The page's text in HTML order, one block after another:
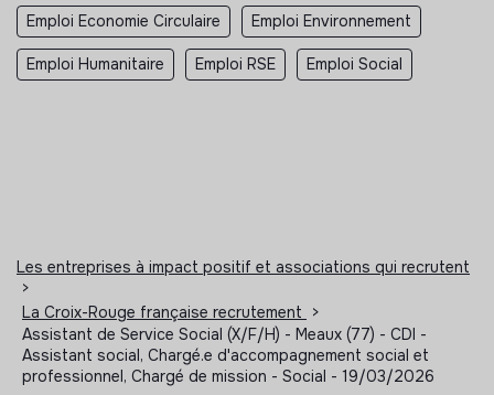
Emploi Economie Circulaire Emploi Environnement
Emploi Humanitaire Emploi RSE Emploi Social
Les entreprises à impact positif et associations qui recrutent
>
La Croix-Rouge française recrutement
>
Assistant de Service Social (X/F/H) - Meaux (77) - CDI -
Assistant social, Chargé.e d'accompagnement social et
professionnel, Chargé de mission - Social - 19/03/2026